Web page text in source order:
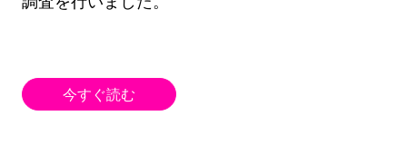
今すぐ読む